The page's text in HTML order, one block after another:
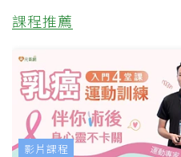
課程推薦
影片課程